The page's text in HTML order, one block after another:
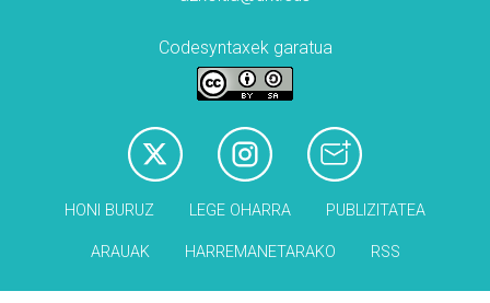
Codesyntaxek garatua
HONI BURUZ LEGE OHARRA PUBLIZITATEA
ARAUAK HARREMANETARAKO RSS